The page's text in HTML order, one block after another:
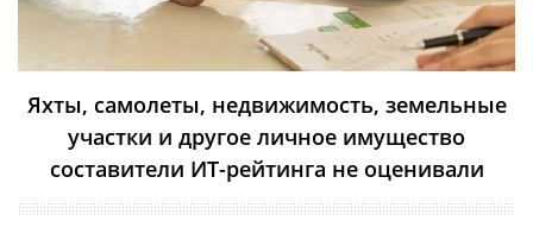
Яхты, самолеты, недвижимость, земельные
участки и другое личное имущество
составители ИТ-рейтинга не оценивали